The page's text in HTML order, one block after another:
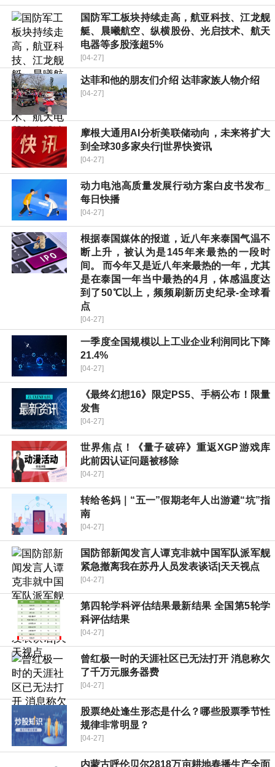
国防军工板块持续走高，航亚科技、江龙舰
艇、晨曦航空、纵横股份、光启技术、航天
电器等多股涨超5%
[04-27]
达菲和他的朋友们介绍 达菲家族人物介绍
[04-27]
摩根大通用AI分析美联储动向，未来将扩大
到全球30多家央行|世界快资讯
[04-27]
动力电池高质量发展行动方案白皮书发布_
每日快播
[04-27]
根据泰国媒体的报道，近八年来泰国气温不
断上升，被认为是145年来最热的一段时
间。 而今年又是近八年来最热的一年，尤其
是在泰国一年当中最热的4月，体感温度达
到了50℃以上，频频刷新历史纪录-全球看
点
[04-27]
一季度全国规模以上工业企业利润同比下降
21.4%
[04-27]
《最终幻想16》限定PS5、手柄公布！限量
发售
[04-27]
世界焦点！《量子破碎》重返XGP游戏库
此前因认证问题被移除
[04-27]
转给爸妈｜“五一”假期老年人出游避“坑”指
南
[04-27]
国防部新闻发言人谭克非就中国军队派军舰
紧急撤离我在苏丹人员发表谈话|天天视点
[04-27]
第四轮学科评估结果最新结果 全国第5轮学
科评估结果
[04-27]
曾红极一时的天涯社区已无法打开 消息称欠
了千万元服务器费
[04-27]
股票绝处逢生形态是什么？哪些股票季节性
规律非常明显？
[04-27]
内蒙古呼伦贝尔2818万亩耕地春播生产全面